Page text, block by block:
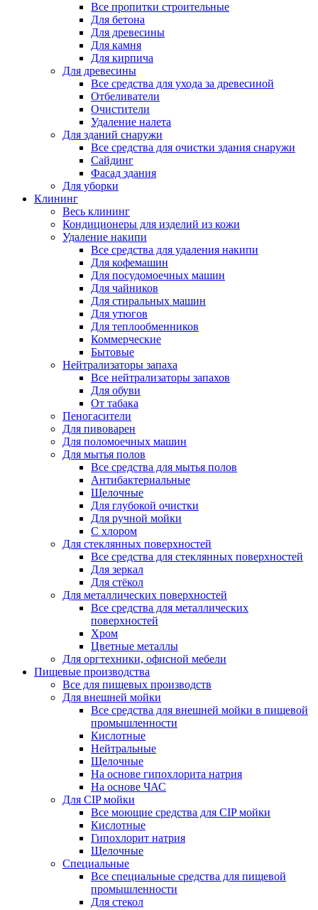
Все пропитки строительные
Для бетона
Для древесины
Для камня
Для кирпича
Для древесины
Все средства для ухода за древесиной
Отбеливатели
Очистители
Удаление налета
Для зданий снаружи
Все средства для очистки здания снаружи
Сайдинг
Фасад здания
Для уборки
Клининг
Весь клининг
Кондиционеры для изделий из кожи
Удаление накипи
Все средства для удаления накипи
Для кофемашин
Для посудомоечных машин
Для чайников
Для стиральных машин
Для утюгов
Для теплообменников
Коммерческие
Бытовые
Нейтрализаторы запаха
Все нейтрализаторы запахов
Для обуви
От табака
Пеногасители
Для пивоварен
Для поломоечных машин
Для мытья полов
Все средства для мытья полов
Антибактериальные
Щелочные
Для глубокой очистки
Для ручной мойки
С хлором
Для стеклянных поверхностей
Все средства для стеклянных поверхностей
Для зеркал
Для стёкол
Для металлических поверхностей
Все средства для металлических
поверхностей
Хром
Цветные металлы
Для оргтехники, офисной мебели
Пищевые производства
Все для пищевых производств
Для внешней мойки
Все средства для внешней мойки в пищевой
промышленности
Кислотные
Нейтральные
Щелочные
На основе гипохлорита натрия
На основе ЧАС
Для CIP мойки
Все моющие средства для CIP мойки
Кислотные
Гипохлорит натрия
Щелочные
Специальные
Все специальные средства для пищевой
промышленности
Для стекол